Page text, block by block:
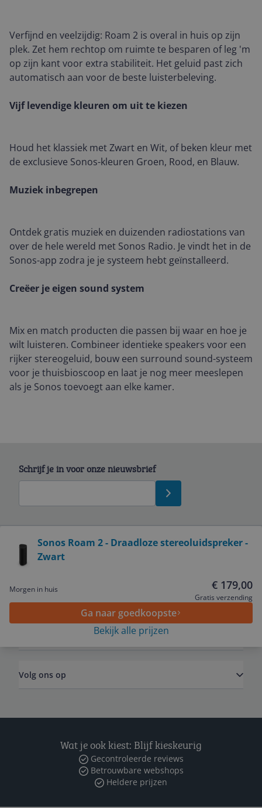
Verfijnd en veelzijdig: Roam 2 is overal in huis op zijn
plek. Zet hem rechtop om ruimte te besparen of leg 'm
op zijn kant voor extra stabiliteit. Het geluid past zich
automatisch aan voor de beste luisterbeleving.
Vijf levendige kleuren om uit te kiezen
Houd het klassiek met Zwart en Wit, of beken kleur met
de exclusieve Sonos-kleuren Groen, Rood, en Blauw.
Muziek inbegrepen
Ontdek gratis muziek en duizenden radiostations van
over de hele wereld met Sonos Radio. Je vindt het in de
Sonos-app zodra je je systeem hebt geïnstalleerd.
Creëer je eigen sound system
Mix en match producten die passen bij waar en hoe je
wilt luisteren. Combineer identieke speakers voor een
rijker stereogeluid, bouw een surround sound-systeem
voor je thuisbioscoop en laat je nog meer meeslepen
als je Sonos toevoegt aan elke kamer.
Sonos Roam 2 - Draadloze stereoluidspreker -
Zwart
Morgen in huis € 179,00
Gratis verzending
Ga naar goedkoopste
Bekijk alle prijzen
Schrijf je in voor onze nieuwsbrief
Service
Algemeen
Volg ons op
Wat je ook kiest: Blijf kieskeurig
Gecontroleerde reviews
Betrouwbare webshops
Heldere prijzen